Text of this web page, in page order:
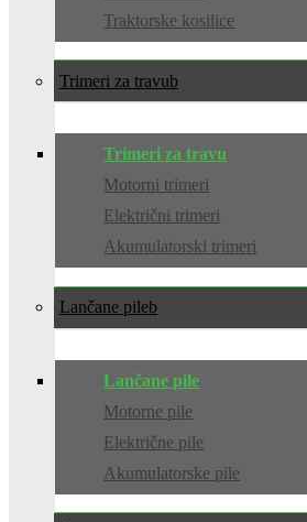
Traktorske kosilice
Trimeri za travu
Trimeri za travu
Motorni trimeri
Električni trimeri
Akumulatorski trimeri
Lančane pile
Lančane pile
Motorne pile
Električne pile
Akumulatorske pile